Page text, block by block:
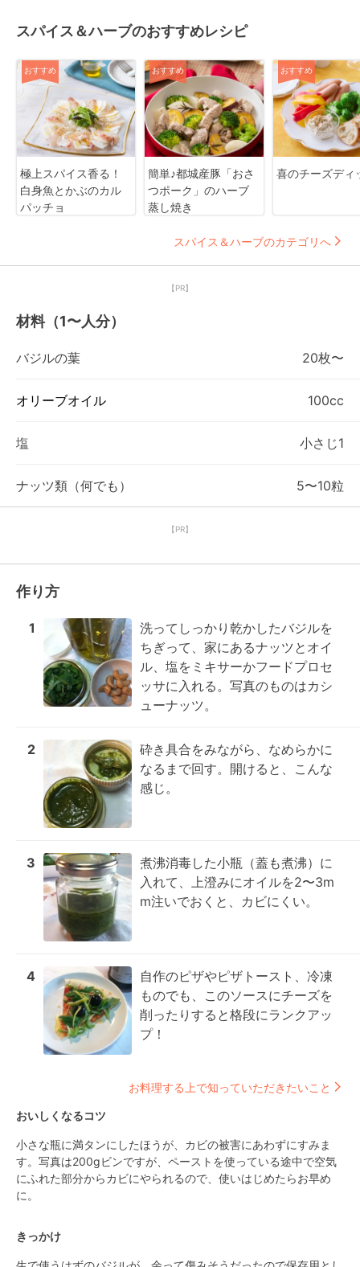
スパイス＆ハーブのおすすめレシピ
おすすめ
極上スパイス香る！
白身魚とかぶのカル
パッチョ
おすすめ
簡単♪都城産豚「おさ
つポーク」のハーブ
蒸し焼き
おすすめ
喜のチーズディ
スパイス＆ハーブのカテゴリへ
【PR】
材料（1〜人分）
バジルの葉 20枚〜
オリーブオイル 100cc
塩 小さじ1
ナッツ類（何でも） 5〜10粒
【PR】
作り方
1
洗ってしっかり乾かしたバジルを
ちぎって、家にあるナッツとオイ
ル、塩をミキサーかフードプロセ
ッサに入れる。写真のものはカシ
ューナッツ。
2
砕き具合をみながら、なめらかに
なるまで回す。開けると、こんな
感じ。
3
煮沸消毒した小瓶（蓋も煮沸）に
入れて、上澄みにオイルを2〜3m
m注いでおくと、カビにくい。
4
自作のピザやピザトースト、冷凍
ものでも、このソースにチーズを
削ったりすると格段にランクアッ
プ！
お料理する上で知っていただきたいこと
おいしくなるコツ
小さな瓶に満タンにしたほうが、カビの被害にあわずにすみま
す。写真は200gビンですが、ペーストを使っている途中で空気
にふれた部分からカビにやられるので、使いはじめたらお早め
に。
きっかけ